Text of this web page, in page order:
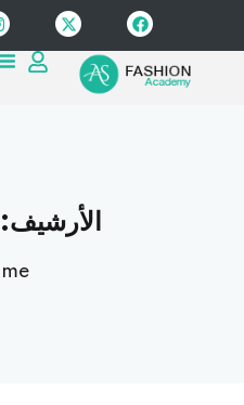
الأرشيف:
Sign in